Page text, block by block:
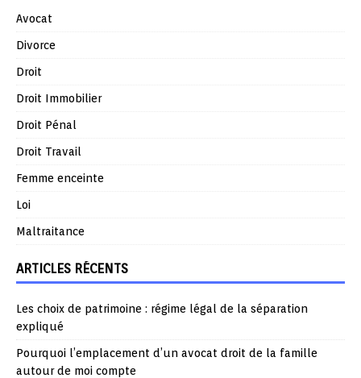
Avocat
Divorce
Droit
Droit Immobilier
Droit Pénal
Droit Travail
Femme enceinte
Loi
Maltraitance
ARTICLES RÉCENTS
Les choix de patrimoine : régime légal de la séparation
expliqué
Pourquoi l’emplacement d’un avocat droit de la famille
autour de moi compte